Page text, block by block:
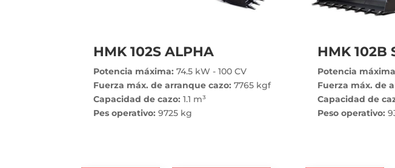
HMK 102S ALPHA
Potencia máxima: 74.5 kW - 100 CV
Fuerza máx. de arranque cazo: 7765 kgf
Capacidad de cazo: 1.1 m³
Pes operativo: 9725 kg
HMK 102B
Potencia
Fuerza máx. de
Capacidad de
Peso operativo: